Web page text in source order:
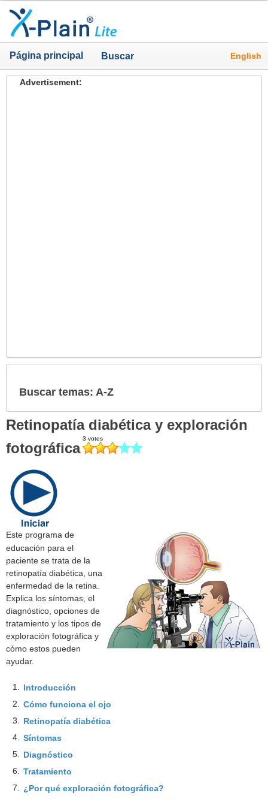
Página principal Buscar English
Advertisement:
Buscar temas: A-Z
Retinopatía diabética y exploración
fotográfica
Este programa de
educación para el
paciente se trata de la
retinopatía diabética, una
enfermedad de la retina.
Explica los síntomas, el
diagnóstico, opciones de
tratamiento y los tipos de
exploración fotográfica y
cómo estos pueden
ayudar.
1. Introducción
2. Cómo funciona el ojo
3. Retinopatía diabética
4. Síntomas
5. Diagnóstico
6. Tratamiento
7. ¿Por qué exploración fotográfica?